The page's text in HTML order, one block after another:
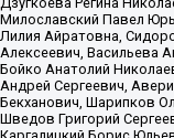
Милославский Павел
Лилия Айратовна,
Алексеевич, Васильева
Бойко Анатолий
Андрей Сергеевич,
Бекханович, Шарипков
Шведов Григорий